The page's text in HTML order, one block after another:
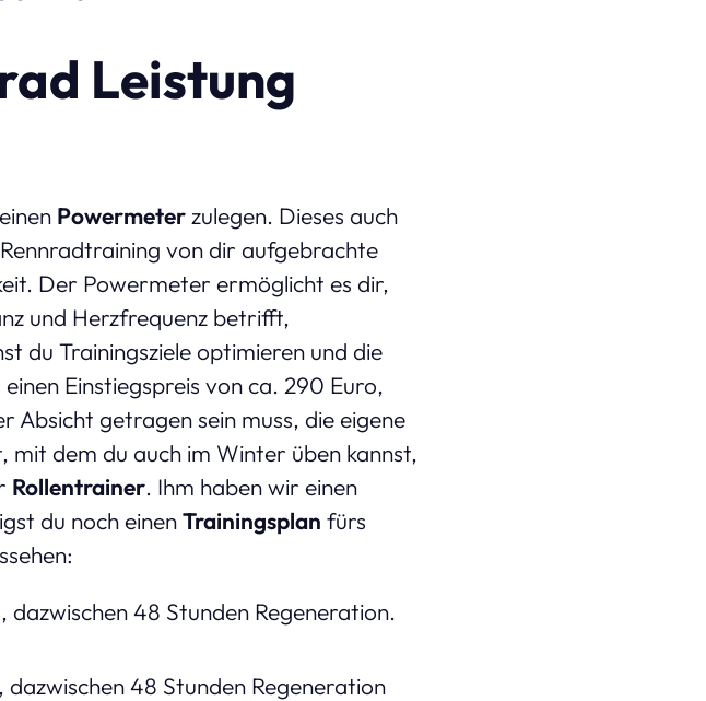
Leistung
Powermeterzulegen. Dieses auch
von dir aufgebrachte
Der Powermeter ermöglicht es dir,
und Herzfrequenz betrifft,
du Trainingsziele optimieren und die
Einstiegspreis von ca. 290 Euro,
Absicht getragen sein muss, die eigene
mit dem du auch im Winter üben kannst,
Rollentrainer. Ihm haben wir einen
du noch einenTrainingsplan fürs
dazwischen 48 Stunden Regeneration.
48 Stunden Regeneration